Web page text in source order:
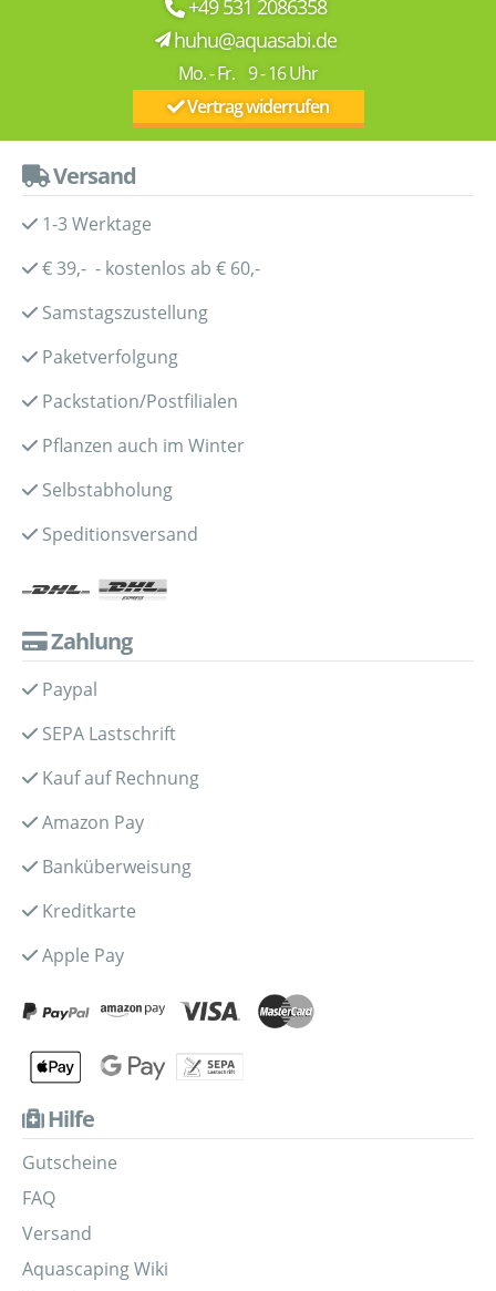
+49 531 2086358
huhu@aquasabi.de
Mo. - Fr. 9 - 16 Uhr
Vertrag widerrufen
Versand
1-3 Werktage
€ 39,- - kostenlos ab € 60,-
Samstagszustellung
Paketverfolgung
Packstation/Postfilialen
Pflanzen auch im Winter
Selbstabholung
Speditionsversand
Zahlung
Paypal
SEPA Lastschrift
Kauf auf Rechnung
Amazon Pay
Banküberweisung
Kreditkarte
Apple Pay
Hilfe
Gutscheine
FAQ
Versand
Aquascaping Wiki